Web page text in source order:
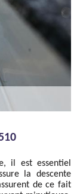
il est essentiel
la descente
de ce fait